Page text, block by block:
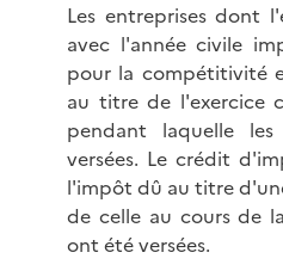
Les entreprises dont
avec l'année civile
pour la compétitivité
au titre de l'exercice
pendant laquelle
versées. Le crédit
l'impôt dû au titre
de celle au cours de
ont été versées.